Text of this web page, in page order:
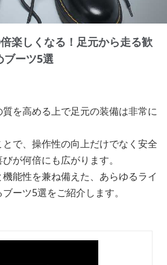
楽しくなる！足元から走る歓
ブーツ5選
を高める上で足元の装備は非常に
で、操作性の向上だけでなく安全
が何倍にも広がります。
能性を兼ね備えた、あらゆるライ
ーツ5選をご紹介します。